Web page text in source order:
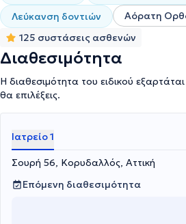
Λεύκανση δοντιών
Αόρατη
125 συστάσεις ασθενών
Διαθεσιμότητα
Η διαθεσιμότητα του ειδικού
θα επιλέξεις.
Ιατρείο 1
Σουρή 56, Κορυδαλλός, Αττική
Επόμενη διαθεσιμότητα